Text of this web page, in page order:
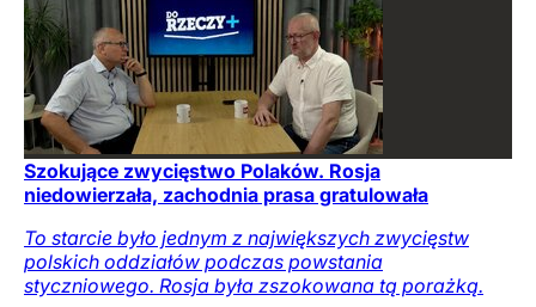
Szokujące zwycięstwo Polaków. Rosja
niedowierzała, zachodnia prasa gratulowała
To starcie było jednym z największych zwycięstw
polskich oddziałów podczas powstania
styczniowego. Rosja była zszokowana tą porażką.